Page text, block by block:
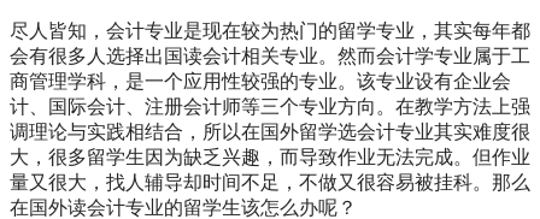
尽人皆知，会计专业是现在较为热门的留学专业，其实每年都
会有很多人选择出国读会计相关专业。然而会计学专业属于工
商管理学科，是一个应用性较强的专业。该专业设有企业会
计、国际会计、注册会计师等三个专业方向。在教学方法上强
调理论与实践相结合，所以在国外留学选会计专业其实难度很
大，很多留学生因为缺乏兴趣，而导致作业无法完成。但作业
量又很大，找人辅导却时间不足，不做又很容易被挂科。那么
在国外读会计专业的留学生该怎么办呢？